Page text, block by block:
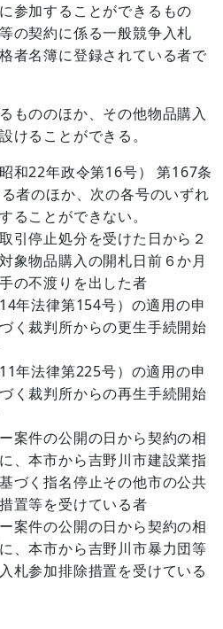
参加することができるもの
の契約に係る一般競争入札
者名簿に登録されている者で
もののほか、その他物品購入
けることができる。
和22年政令第16号） 第167条
者のほか、次の各号のいずれ
ることができない。
引停止処分を受けた日から２
象物品購入の開札日前６か月
の不渡りを出した者
年法律第154号）の適用の申
く裁判所からの更生手続開始
年法律第225号）の適用の申
く裁判所からの再生手続開始
案件の公開の日から契約の相
、本市から吉野川市建設業指
づく指名停止その他市の公共
置等を受けている者
案件の公開の日から契約の相
、本市から吉野川市暴力団等
札参加排除措置を受けている